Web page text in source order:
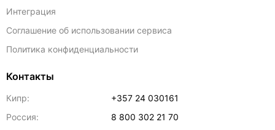
Интеграция
Соглашение об использовании сервиса
Политика конфиденциальности
Контакты
Кипр:
+357 24 030161
Россия:
8 800 302 21 70